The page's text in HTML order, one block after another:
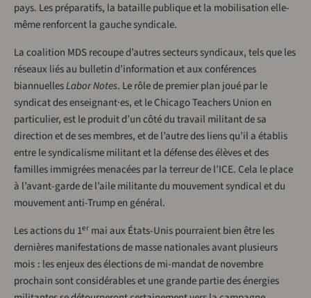
pays. Les préparatifs, la bataille publique et la mobilisation elle-
même renforcent la gauche syndicale.
La coalition MDS recoupe d’autres secteurs syndicaux, tels que les
réseaux liés au bulletin d’information et aux conférences
biannuellesLabor Notes. Le rôle de premier plan joué par le
syndicat des enseignant·es, et le Chicago Teachers Union en
particulier, est le produit d’un côté du travail militant de sa
direction et de ses membres, et de l’autre des liens qu’il a établis
entre le syndicalisme militant et la défense des élèves et des
familles immigrées menacées par la terreur de l’ICE. Cela le place
à l’avant-garde de l’aile militante du mouvement syndical et du
mouvement anti-Trump en général.
Les actions du 1er mai aux États-Unis pourraient bien être les
dernières manifestations de masse nationales avant plusieurs
mois : les enjeux des élections de mi-mandat de novembre
prochain sont considérables et une grande partie des énergies